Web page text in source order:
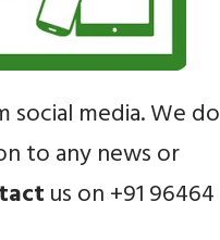
social media. We do
to any news or
us on +91 96464